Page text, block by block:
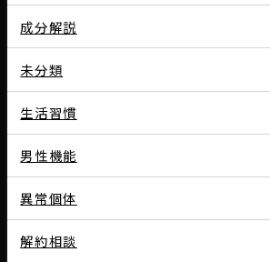
成分解説
未分類
生活習慣
男性機能
異常個体
解約相談